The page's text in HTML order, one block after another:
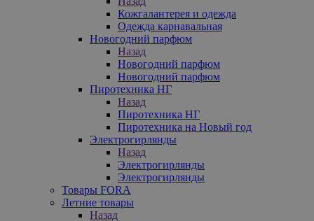
Кожгалантерея и одежда
Одежда карнавальная
Новогодний парфюм
Назад
Новогодний парфюм
Новогодний парфюм
Пиротехника НГ
Назад
Пиротехника НГ
Пиротехника на Новый год
Электрогирлянды
Назад
Электрогирлянды
Электрогирлянды
Товары FORA
Летние товары
Назад